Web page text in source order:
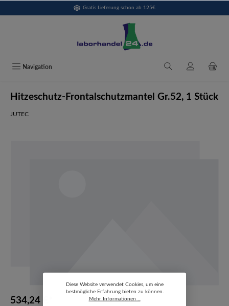
Gratis Lieferung schon ab 125€
Navigation
Hitzeschutz-Frontalschutzmantel Gr.52, 1 Stück
JUTEC
534,24 €*
Diese Website verwendet Cookies, um eine
bestmögliche Erfahrung bieten zu können.
Mehr Informationen ...